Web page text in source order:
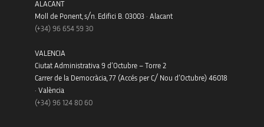
ALACANT
Moll de Ponent, s/n. Edifici B. 03003 · Alacant
(+34) 96 654 59 30
VALENCIA
Ciutat Administrativa 9 d’Octubre – Torre 2
Carrer de la Democràcia, 77 (Accés per C/ Nou d’Octubre) 46018
· València
(+34) 96 124 80 60